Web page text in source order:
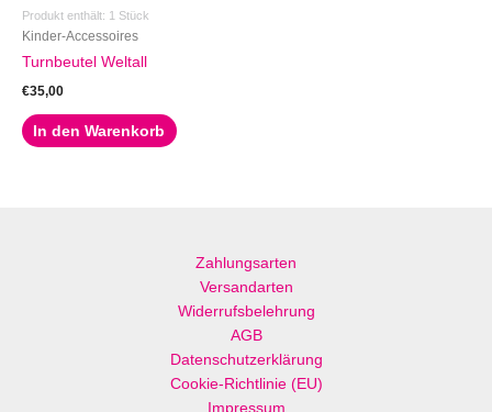
Produkt enthält: 1 Stück
Kinder-Accessoires
Turnbeutel Weltall
€35,00
In den Warenkorb
Zahlungsarten
Versandarten
Widerrufsbelehrung
AGB
Datenschutzerklärung
Cookie-Richtlinie (EU)
Impressum